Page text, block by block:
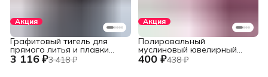
Акция
3 116 ₽3 418 ₽
Графитовый тигель для
прямого литья и плавки
металлов в печах
установок INDUTHERM
Акция
400 ₽438 ₽
Полировальный
муслиновый ювелирный
круг фиолетовый 152 мм.,
60 слоев